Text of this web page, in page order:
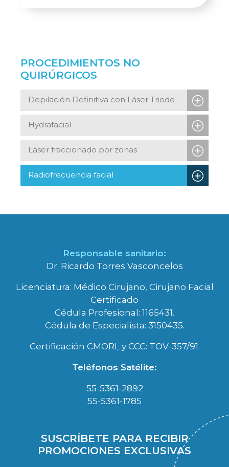
PROCEDIMIENTOS NO
QUIRÚRGICOS
Depilación Definitiva con Láser Triodo
Hydrafacial
Láser fraccionado por zonas
Radiofrecuencia facial
Responsable sanitario:
Dr. Ricardo Torres Vasconcelos
Licenciatura: Médico Cirujano, Cirujano Facial
Certificado
Cédula Profesional: 1165431.
Cédula de Especialista: 3150435.
Certificación CMORL y CCC: TOV-357/91.
Teléfonos Satélite:
55-5361-2892
55-5361-1785
SUSCRÍBETE PARA RECIBIR
PROMOCIONES EXCLUSIVAS